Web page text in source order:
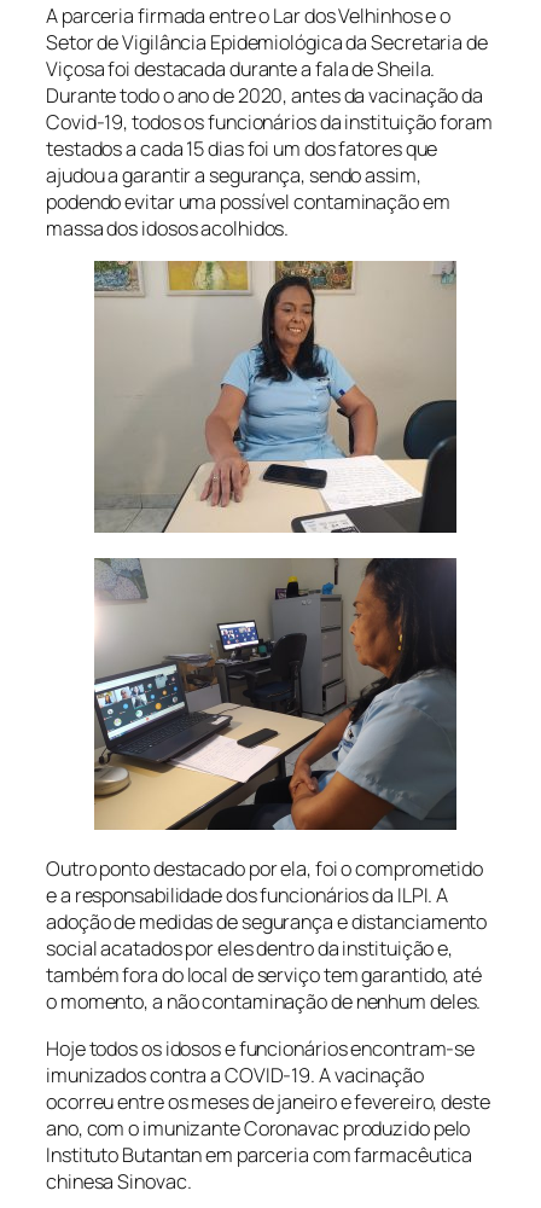
A parceria firmada entre o Lar dos Velhinhos e o
Setor de Vigilância Epidemiológica da Secretaria de
Viçosa foi destacada durante a fala de Sheila.
Durante todo o ano de 2020, antes da vacinação da
Covid-19, todos os funcionários da instituição foram
testados a cada 15 dias foi um dos fatores que
ajudou a garantir a segurança, sendo assim,
podendo evitar uma possível contaminação em
massa dos idosos acolhidos.
Outro ponto destacado por ela, foi o comprometido
e a responsabilidade dos funcionários da ILPI. A
adoção de medidas de segurança e distanciamento
social acatados por eles dentro da instituição e,
também fora do local de serviço tem garantido, até
o momento, a não contaminação de nenhum deles.
Hoje todos os idosos e funcionários encontram-se
imunizados contra a COVID-19. A vacinação
ocorreu entre os meses de janeiro e fevereiro, deste
ano, com o imunizante Coronavac produzido pelo
Instituto Butantan em parceria com farmacêutica
chinesa Sinovac.